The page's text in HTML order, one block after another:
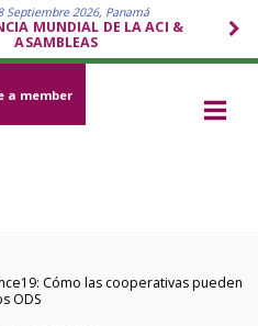
Septiembre 2026, Panamá
MUNDIAL DE LA ACI &
ASAMBLEAS
a member
Cómo las cooperativas pueden
ODS